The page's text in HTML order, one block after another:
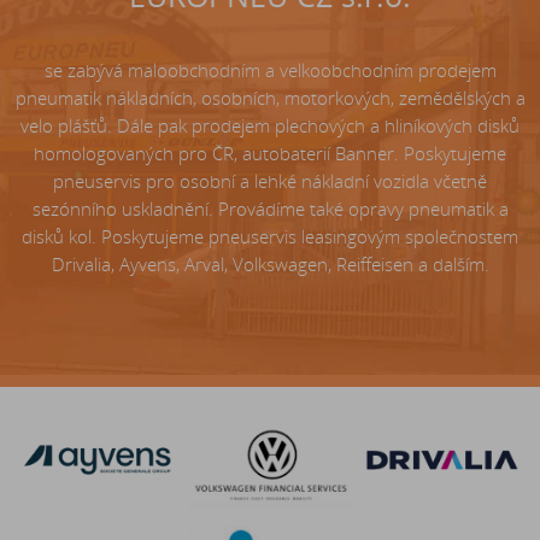
se zabývá maloobchodním a velkoobchodním prodejem
pneumatik nákladních, osobních, motorkových, zemědělských a
velo plášťů. Dále pak prodejem plechových a hliníkových disků
homologovaných pro ČR, autobaterií Banner. Poskytujeme
pneuservis pro osobní a lehké nákladní vozidla včetně
sezónního uskladnění. Provádíme také opravy pneumatik a
disků kol. Poskytujeme pneuservis leasingovým společnostem
Drivalia, Ayvens, Arval, Volkswagen, Reiffeisen a dalším.